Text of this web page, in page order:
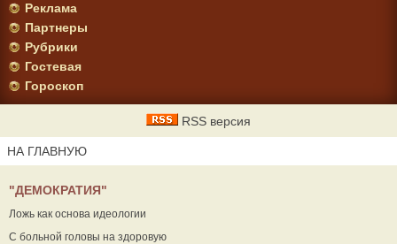
Реклама
Партнеры
Рубрики
Гостевая
Гороскоп
RSS версия
НА ГЛАВНУЮ
"ДЕМОКРАТИЯ"
Ложь как основа идеологии
С больной головы на здоровую